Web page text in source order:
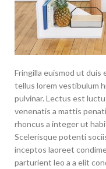
Fringilla euismod ut duis
tellus lorem vestibulum
pulvinar. Lectus est
venenatis a mattis
rhoncus a integer ut
Scelerisque potenti
inceptos laoreet
parturient leo a a elit